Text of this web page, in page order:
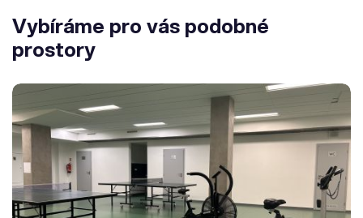
Vybíráme pro vás podobné
prostory